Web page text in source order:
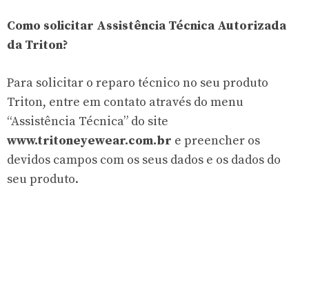
Como solicitar Assistência Técnica Autorizada
da Triton?
Para solicitar o reparo técnico no seu produto
Triton, entre em contato através do menu
“Assistência Técnica” do site
www.tritoneyewear.com.br e preencher os
devidos campos com os seus dados e os dados do
seu produto.